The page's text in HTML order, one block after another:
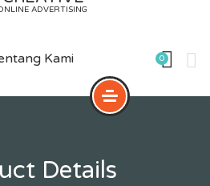
ADVERTISING
Kami 0
Details